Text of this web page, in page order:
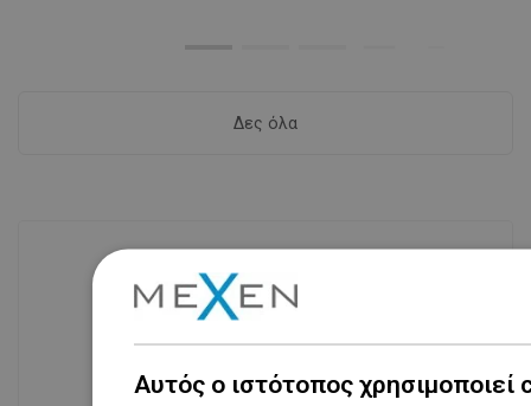
Δες όλα
Διαθεσιμότητα προϊόντων
θέσεις παλετών παρέχει πάνω από 1
Αυτός ο ιστότοπος χρησιμοποιεί